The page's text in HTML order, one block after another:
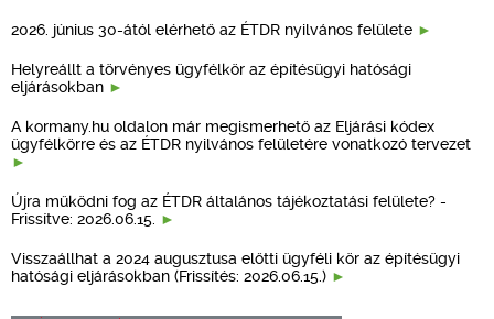
2026. június 30-ától elérhető az ÉTDR nyilvános felülete
Helyreállt a törvényes ügyfélkör az építésügyi hatósági
eljárásokban
A kormany.hu oldalon már megismerhető az Eljárási kódex
ügyfélkörre és az ÉTDR nyilvános felületére vonatkozó tervezet
Újra működni fog az ÉTDR általános tájékoztatási felülete? -
Frissítve: 2026.06.15.
Visszaállhat a 2024 augusztusa előtti ügyféli kör az építésügyi
hatósági eljárásokban (Frissítés: 2026.06.15.)